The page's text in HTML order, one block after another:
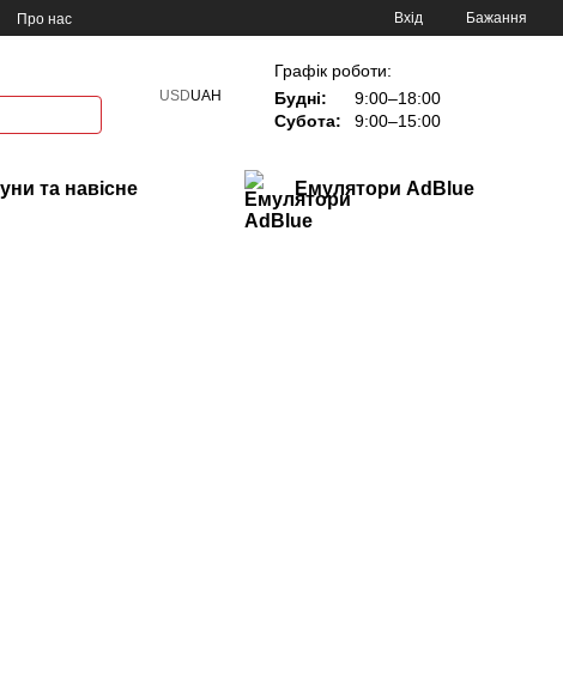
Про нас Вхід Бажання
USDUAH
Графік роботи:
Будні:
9:00–18:00
Субота:
9:00–15:00
та навісне Емулятори AdBlue